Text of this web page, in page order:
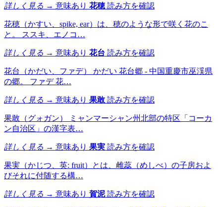
詳しく見る → 意味あり 花穂 読み方を確認
花穂（かすい、spike, ear）は、穂のような形で咲く花のこ
と。 ススキ、エノコ…
詳しく見る → 意味あり 花台 読み方を確認
花台（かだい、ファデ） かだい 花台郷 - 中国重慶市巫渓県
の郷。 ファデ 花…
詳しく見る → 意味あり 果敢 読み方を確認
果敢（グォガン） ミャンマーシャン州北部の特区「コーカ
ン自治区」の漢字表…
詳しく見る → 意味あり 果実 読み方を確認
果実（かじつ、英: fruit）とは、雌蕊（めしべ）の子房およ
びそれに付随する構…
詳しく見る → 意味あり 賀泥 読み方を確認